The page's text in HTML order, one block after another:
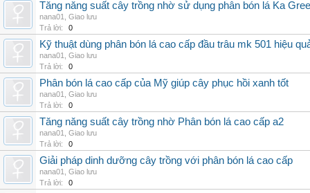
Tăng năng suất cây trồng nhờ sử dụng phân bón lá Ka
nana01
Giao lưu
Trả lời:
0
Kỹ thuật dùng phân bón lá cao cấp đầu trâu mk 501 hiệu
nana01
Giao lưu
Trả lời:
0
Phân bón lá cao cấp của Mỹ giúp cây phục hồi xanh tốt
nana01
Giao lưu
Trả lời:
0
Tăng năng suất cây trồng nhờ Phân bón lá cao cấp a2
nana01
Giao lưu
Trả lời:
0
Giải pháp dinh dưỡng cây trồng với phân bón lá cao cấp
nana01
Giao lưu
Trả lời:
0